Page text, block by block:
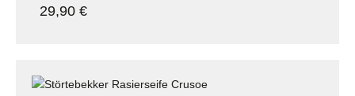
Regulärer Preis:
29,90 €